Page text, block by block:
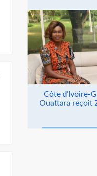
Côte d'Ivoire-
Ouattara reçoit